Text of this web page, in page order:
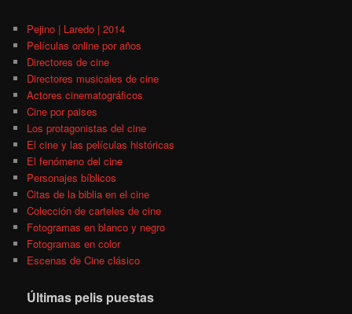
Pejino | Laredo | 2014
Películas online por años
Directores de cine
Directores musicales de cine
Actores cinematográficos
Cine por paises
Los protagonistas del cine
El cine y las películas históricas
El fenómeno del cine
Personajes bíblicos
Citas de la biblia en el cine
Colección de carteles de cine
Fotogramas en blanco y negro
Fotogramas en color
Escenas de Cine clásico
Últimas pelis puestas